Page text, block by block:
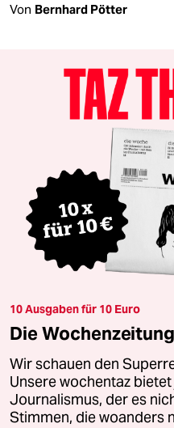
Von Bernhard Pötter
10 Ausgaben für 10 Euro
Die
Wir schauen den
Unsere wochentaz
Journalismus, der es
Stimmen, die woanders